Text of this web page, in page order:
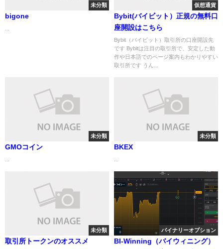
未分類
bigone
仮想通貨
Bybit(バイビット）正規の無料口
座開設はこちら
Bybit（バイビット）取引所の口座開設先
です Bybitは注目の取引所で、安定した動
作や日本語でのページ案内もわかりやすい
取引所です うん...
未分類
GMOコイン
未分類
BKEX
未分類
取引所トークンのオススメ
バイナリーオプション
BI-Winning（バイウィニング）